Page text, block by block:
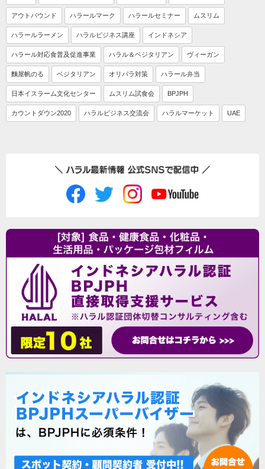
アウトバウンド ハラールマーク ハラールセミナー ムスリム
ハラールラーメン ハラルビジネス講座 インドネシア
ハラール対応食普及促進事業 ハラル＆ベジタリアン ヴィーガン
麵屋帆のる ベジタリアン オリパラ対策 ハラール弁当
日本イスラーム文化センター ムスリム試食会 BPJPH
カウントダウン2020 ハラルビジネス交流会 ハラルマーケット UAE